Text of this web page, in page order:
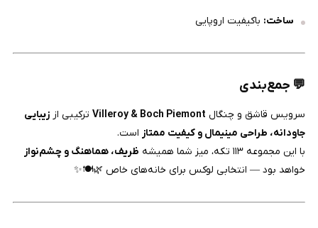
ساخت: باکیفیت اروپایی
💬 جمع‌بندی
سرویس قاشق و چنگال Villeroy & Boch Piemontترکیبی از زیبایی
جاودانه، طراحی مینیمال و کیفیت ممتاز است.
با این مجموعه ۱۱۳ تکه، میز شما همیشه
ظریف، هماهنگ و چشم‌نواز
خواهد بود — انتخابی لوکس برای خانه‌های خاص 🌿🍽️✨